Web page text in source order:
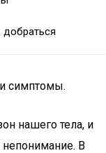
добраться
симптомы.
нашего тела, и
непонимание. В